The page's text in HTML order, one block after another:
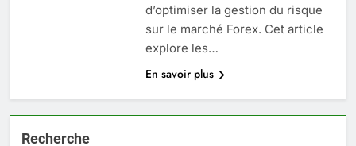
d’optimiser la gestion du risque
sur le marché Forex. Cet article
explore les…
En savoir plus
Recherche